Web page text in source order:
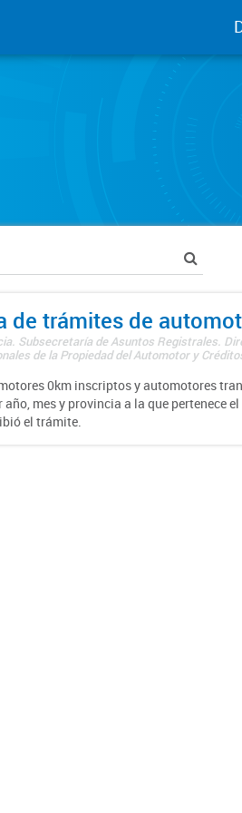
de trámites de
Subsecretaría de Asuntos Registrales.
de la Propiedad del Automotor y
0km inscriptos y automotores
mes y provincia a la que pertenece
el trámite.